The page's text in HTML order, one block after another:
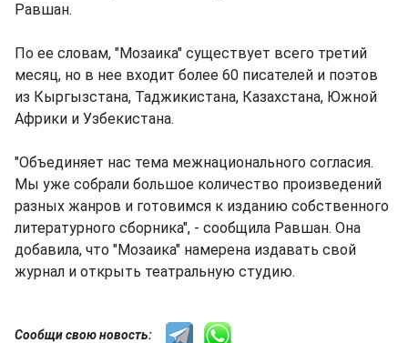
Равшан.
По ее словам, "Мозаика" существует всего третий
месяц, но в нее входит более 60 писателей и поэтов
из Кыргызстана, Таджикистана, Казахстана, Южной
Африки и Узбекистана.
"Объединяет нас тема межнационального согласия.
Мы уже собрали большое количество произведений
разных жанров и готовимся к изданию собственного
литературного сборника", - сообщила Равшан. Она
добавила, что "Мозаика" намерена издавать свой
журнал и открыть театральную студию.
Сообщи свою новость: